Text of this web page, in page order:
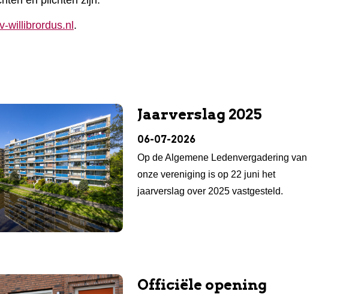
willibrordus.nl .
Jaarverslag 2025
06-07-2026
Op de Algemene Ledenvergadering van
onze vereniging is op 22 juni het
jaarverslag over 2025 vastgesteld.
Officiële opening